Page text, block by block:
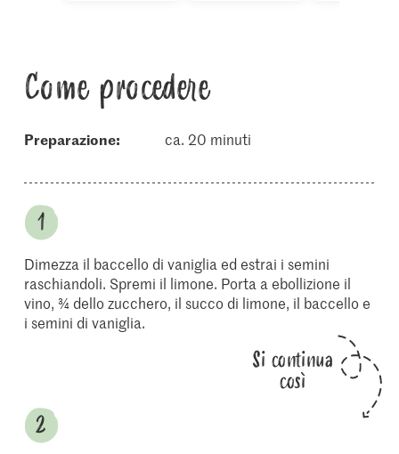
Come procedere
Preparazione: ca. 20 minuti
Dimezza il baccello di vaniglia ed estrai i semini
raschiandoli. Spremi il limone. Porta a ebollizione il
vino, ¾ dello zucchero, il succo di limone, il baccello e
i semini di vaniglia.
Si continua
così